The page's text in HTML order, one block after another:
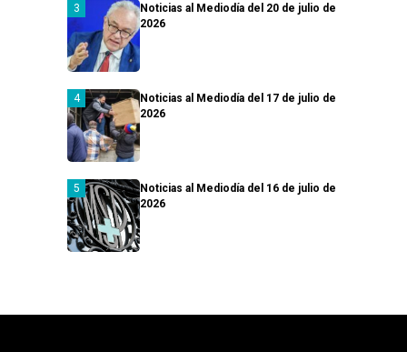
Noticias al Mediodía del 20 de julio de
2026
Noticias al Mediodía del 17 de julio de
2026
Noticias al Mediodía del 16 de julio de
2026